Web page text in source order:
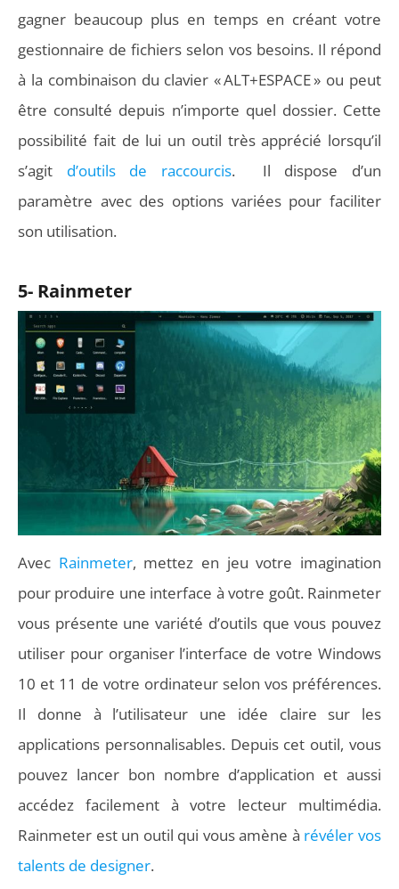
gagner beaucoup plus en temps en créant votre
gestionnaire de fichiers selon vos besoins. Il répond
à la combinaison du clavier « ALT+ESPACE » ou peut
être consulté depuis n’importe quel dossier. Cette
possibilité fait de lui un outil très apprécié lorsqu’il
s’agit d’outils de raccourcis. Il dispose d’un
paramètre avec des options variées pour faciliter
son utilisation.
5- Rainmeter
Avec Rainmeter, mettez en jeu votre imagination
pour produire une interface à votre goût. Rainmeter
vous présente une variété d’outils que vous pouvez
utiliser pour organiser l’interface de votre Windows
10 et 11 de votre ordinateur selon vos préférences.
Il donne à l’utilisateur une idée claire sur les
applications personnalisables. Depuis cet outil, vous
pouvez lancer bon nombre d’application et aussi
accédez facilement à votre lecteur multimédia.
Rainmeter est un outil qui vous amène à révéler vos
talents de designer.